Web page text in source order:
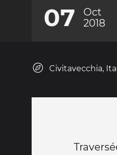
07
Oct
2018
Civitavecchia,